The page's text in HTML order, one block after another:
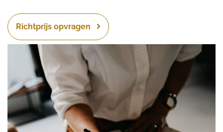
Richtprijs opvragen